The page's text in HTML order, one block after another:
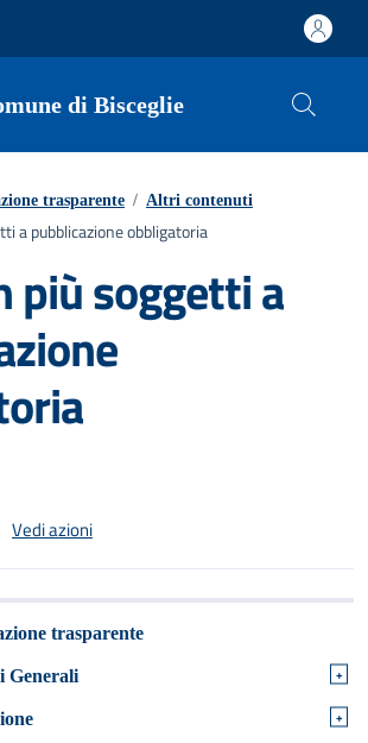
di Bisceglie
trasparente / Altri contenuti
a pubblicazione obbligatoria
più soggetti a
Vedi azioni
trasparente
Generali +
+